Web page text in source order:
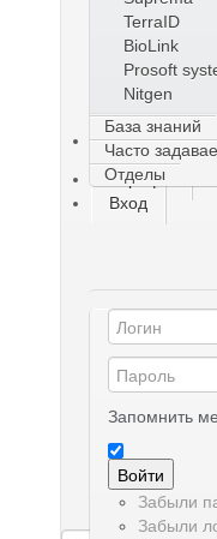
TerraID
BioLink
Prosoft
Nitgen
База знаний
Часто
Отделы
О сервисе
Тарифы
Вход
Запомнить
Войти
Забыли
Забыли